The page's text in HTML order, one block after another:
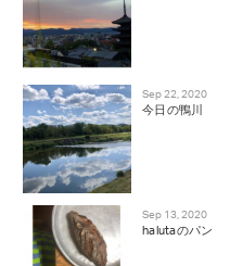
Sep 22, 2020
今日の鴨川
Sep 13, 2020
halutaのパン